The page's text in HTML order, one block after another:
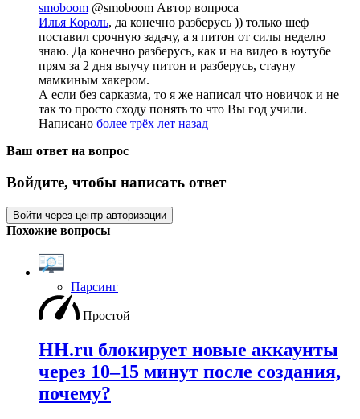
smoboom @smoboom Автор вопроса
Илья Король, да конечно разберусь )) только шеф
поставил срочную задачу, а я питон от силы неделю
знаю. Да конечно разберусь, как и на видео в юутубе
прям за 2 дня выучу питон и разберусь, стауну
мамкиным хакером.
А если без сарказма, то я же написал что новичок и не
так то просто сходу понять то что Вы год учили.
Написано более трёх лет назад
Ваш ответ на вопрос
Войдите, чтобы написать ответ
Войти через центр авторизации
Похожие вопросы
Парсинг
Простой
HH.ru блокирует новые аккаунты
через 10–15 минут после создания,
почему?